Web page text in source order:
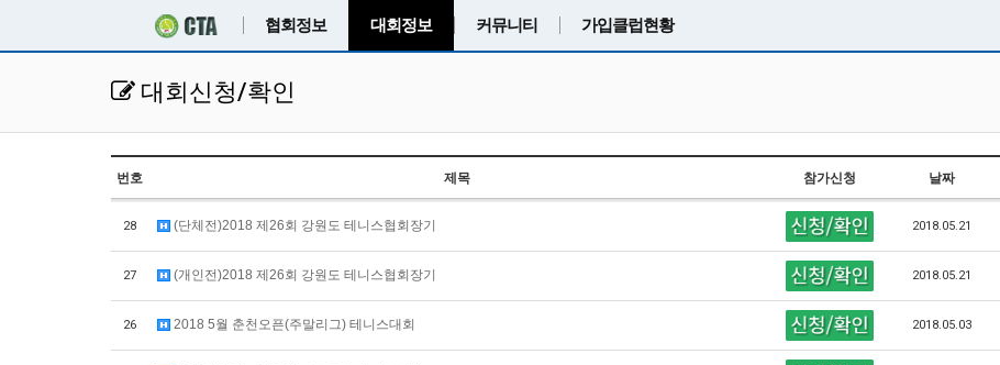
협회정보 대회정보 커뮤니티 가입클럽현황
대회신청/확인
번호 제목 참가신청 날짜
28 (단체전)2018 제26회 강원도 테니스협회장기 2018.05.21
27 (개인전)2018 제26회 강원도 테니스협회장기 2018.05.21
26 2018 5월 춘천오픈(주말리그) 테니스대회 2018.05.03